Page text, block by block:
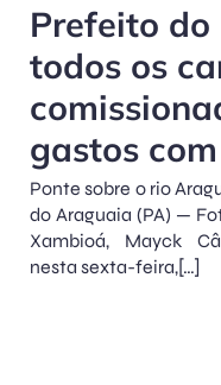
Prefeito do
todos os
gastos
Ponte sobre o rio
do Araguaia (PA) —
Xambioá, Mayck
nesta sexta-feira,[…]